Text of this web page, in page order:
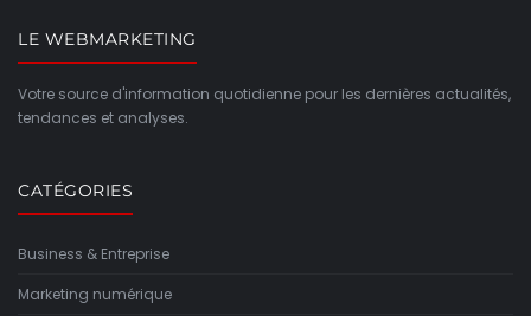
LE WEBMARKETING
Votre source d'information quotidienne pour les dernières actualités,
tendances et analyses.
CATÉGORIES
Business & Entreprise
Marketing numérique